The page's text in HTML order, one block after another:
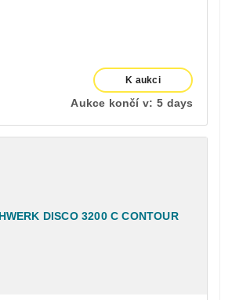
K aukci
Aukce končí v: 5 days